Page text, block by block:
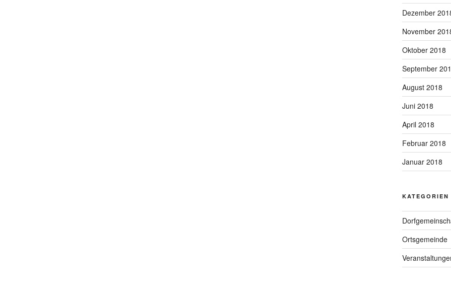
Dezember
November
Oktober 2018
September
August 2018
Juni 2018
April 2018
Februar 2018
Januar 2018
KATEGORIEN
Ortsgemeinde